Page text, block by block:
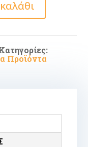
Προϊόντα